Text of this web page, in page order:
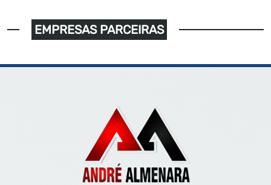
EMPRESAS PARCEIRAS